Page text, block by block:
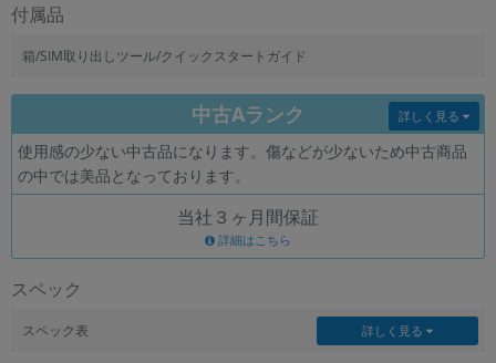
付属品
箱/SIM取り出しツール/クイックスタートガイド
中古Aランク
使用感の少ない中古品になります。傷などが少ないため中古商品
の中では美品となっております。
詳しく見る
当社３ヶ月間保証
詳細はこちら
スペック
スペック表 詳しく見る
商品状態の絞り込み
CPUの絞り込み
OS
メモリ